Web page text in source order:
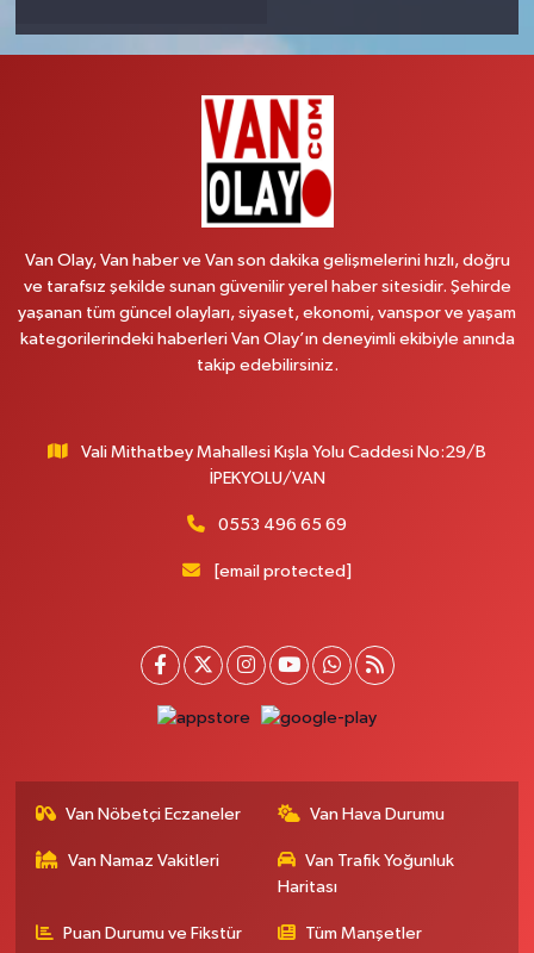
Van Olay, Van haber ve Van son dakika gelişmelerini hızlı, doğru
ve tarafsız şekilde sunan güvenilir yerel haber sitesidir. Şehirde
yaşanan tüm güncel olayları, siyaset, ekonomi, vanspor ve yaşam
kategorilerindeki haberleri Van Olay’ın deneyimli ekibiyle anında
takip edebilirsiniz.
Vali Mithatbey Mahallesi Kışla Yolu Caddesi No:29/B
İPEKYOLU/VAN
0553 496 65 69
[email protected]
Van Nöbetçi Eczaneler Van Hava Durumu
Van Namaz Vakitleri
Van Trafik Yoğunluk
Haritası
Puan Durumu ve Fikstür Tüm Manşetler